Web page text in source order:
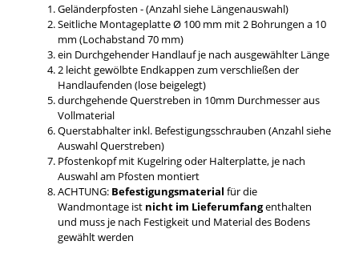
Geländerpfosten - (Anzahl siehe Längenauswahl)
Seitliche Montageplatte Ø 100 mm mit 2 Bohrungen a 10
mm (Lochabstand 70 mm)
ein Durchgehender Handlauf je nach ausgewählter Länge
2 leicht gewölbte Endkappen zum verschließen der
Handlaufenden (lose beigelegt)
durchgehende Querstreben in 10mm Durchmesser aus
Vollmaterial
Querstabhalter inkl. Befestigungsschrauben (Anzahl siehe
Auswahl Querstreben)
Pfostenkopf mit Kugelring oder Halterplatte, je nach
Auswahl am Pfosten montiert
ACHTUNG:Befestigungsmaterial für die
Wandmontage ist nicht im Lieferumfangenthalten
und muss je nach Festigkeit und Material des Bodens
gewählt werden